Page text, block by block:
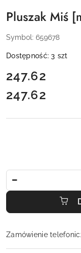
Pluszak Miś
Symbol: 659678
Dostępność:3 szt
cena:
247.62
Cena:
247.62
Zamówienie